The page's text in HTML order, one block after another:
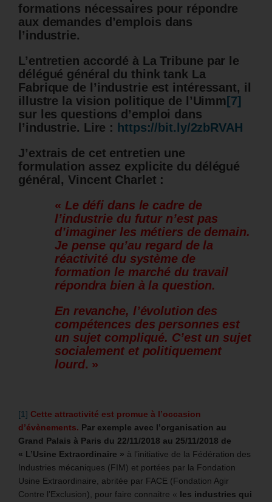
formations nécessaires pour répondre
aux demandes d’emplois dans
l’industrie.
L’entretien accordé à La Tribune par le
délégué général du think tank La
Fabrique de l’industrie est intéressant, il
illustre la vision politique de l’Uimm [7]
sur les questions d’emploi dans
l’industrie. Lire : https://bit.ly/2zbRVAH
J’extrais de cet entretien une
formulation assez explicite du délégué
général, Vincent Charlet :
« Le défi dans le cadre de
l’industrie du futur n’est pas
d’imaginer les métiers de demain.
Je pense qu’au regard de la
réactivité du système de
formation le marché du travail
répondra bien à la question.
En revanche, l’évolution des
compétences des personnes est
un sujet compliqué. C’est un sujet
socialement et politiquement
lourd. »
[1] Cette attractivité est promue à l’occasion
d’évènements. Par exemple avec l’organisation au
Grand Palais à Paris du 22/11/2018 au 25/11/2018 de
« L’Usine Extraordinaire » à l’initiative de la Fédération des
Industries mécaniques (FIM) et portées par la Fondation
Usine Extraordinaire, abritée par FACE (Fondation Agir
Contre l’Exclusion), pour faire connaitre « les industries qui